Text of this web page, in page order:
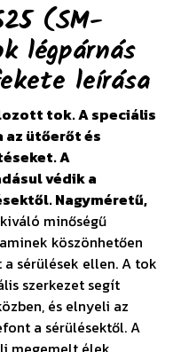
(SM-
légpárnás
leírása
tok. A speciális
ütőerőt és
A
védik a
Nagyméretű,
minőségű
köszönhetően
sérülések ellen. A tok
szerkezet segít
és elnyeli az
a sérülésektől. A